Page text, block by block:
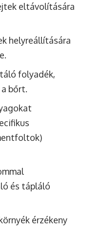
eltávolítására
helyreállítására
folyadék,
bőrt.
és tápláló
érzékeny